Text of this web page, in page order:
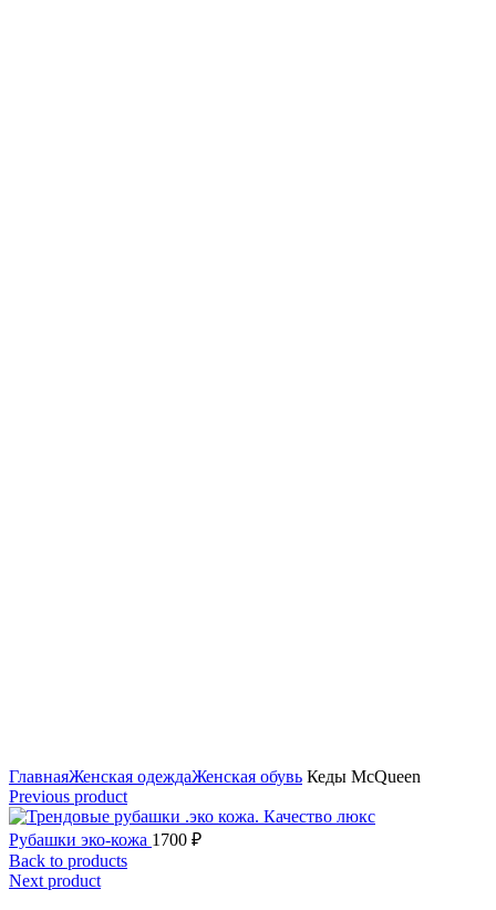
ГлавнаяЖенская одеждаЖенская обувь Кеды McQueen
Previous product
Рубашки эко-кожа 1700 ₽
Back to products
Next product